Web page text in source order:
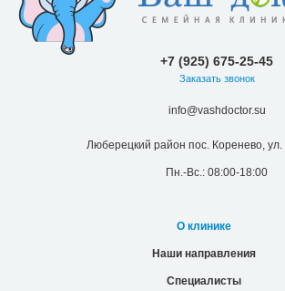
+7 (925) 675-25-45
Заказать звонок
info@vashdoctor.su
Люберецкий район пос. Коренево,
Пн.-Вс.: 08:00-18:00
О клинике
Наши направления
Специалисты